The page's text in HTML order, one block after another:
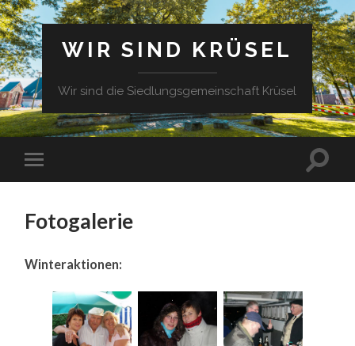
WIR SIND KRÜSEL
Wir sind die Siedlungsgemeinschaft Krüsel
Fotogalerie
Winteraktionen: